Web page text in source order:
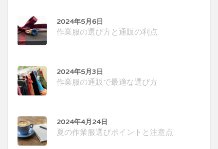
2024年5月6日
作業服の選び方と通販の利点
2024年5月3日
作業服の通販で最適な選び方
2024年4月24日
夏の作業服選びポイントと注意点